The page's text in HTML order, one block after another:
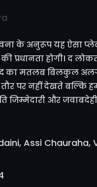
के अनुरूप यह ऐसा
की प्रधानता होगी। द
का मतलब बिलकुल
पर नहीं देखते बल्कि
जिम्मेदारी और
Assi Chauraha,